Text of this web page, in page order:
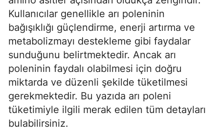
Kullanıcılar genellikle arı poleninin
bağışıklığı güçlendirme, enerji artırma ve
metabolizmayı destekleme gibi faydalar
sunduğunu belirtmektedir. Ancak arı
poleninin faydalı olabilmesi için doğru
miktarda ve düzenli şekilde tüketilmesi
gerekmektedir. Bu yazıda arı poleni
tüketimiyle ilgili merak edilen tüm detayları
bulabilirsiniz.